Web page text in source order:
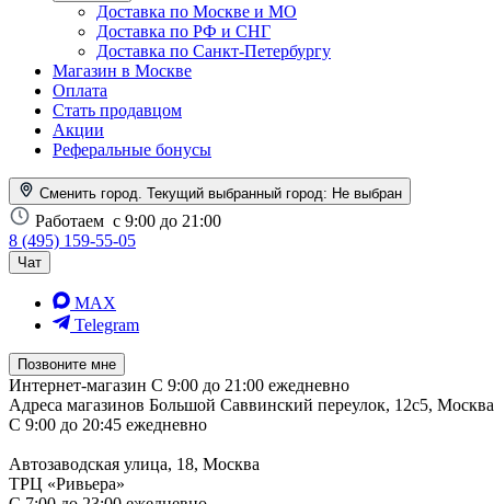
Доставка по Москве и МО
Доставка по РФ и СНГ
Доставка по Санкт-Петербургу
Магазин в Москве
Оплата
Стать продавцом
Акции
Реферальные бонусы
Сменить город. Текущий выбранный город: Не выбран
Работаем с 9:00 до 21:00
8 (495) 159-55-05
Чат
MAX
Telegram
Позвоните мне
Интернет-магазин С 9:00 до 21:00 ежедневно
Адреса магазинов Большой Саввинский переулок, 12с5, Москва
С 9:00 до 20:45 ежедневно
Автозаводская улица, 18, Москва
ТРЦ «Ривьера»